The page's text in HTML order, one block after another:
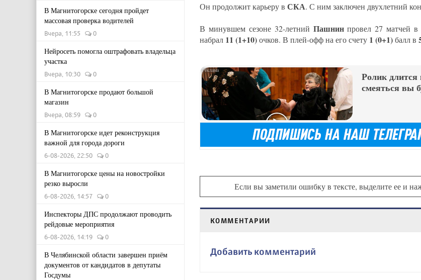
В Магнитогорске сегодня пройдет
массовая проверка водителей
Вчера, 11:55 0
Нейросеть помогла оштрафовать владельца
участка
Вчера, 10:30 0
В Магнитогорске продают большой
магазин
Вчера, 08:59 0
В Магнитогорске идет реконструкция
важной для города дороги
6-08-2026, 22:50 0
В Магнитогорске цены на новостройки
резко выросли
6-08-2026, 14:57 0
Инспекторы ДПС продолжают проводить
рейдовые мероприятия
6-08-2026, 14:19 0
В Челябинской области завершен приём
документов от кандидатов в депутаты
Госдумы
Он продолжит карьеру в СКА. С ним заключен двухлетний
В минувшем сезоне 32-летний Пашнинпровел 27 матчей в
набрал 11 (1+10)очков. В плей-офф на его счету 1 (0+1)балл в
Ролик длится
смеяться вы
Если вы заметили ошибку в тексте, выделите ее и
КОММЕНТАРИИ
Добавить комментарий